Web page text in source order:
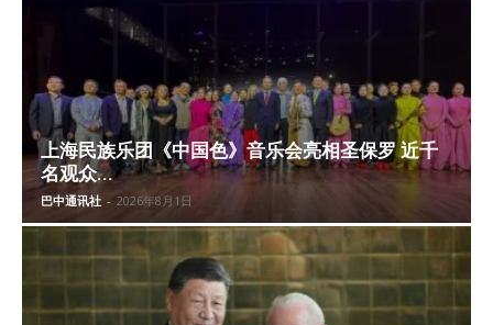
上海民族乐团《中国色》音乐会亮相圣保罗 近千
名观众...
巴中通讯社 - 2026年8月1日